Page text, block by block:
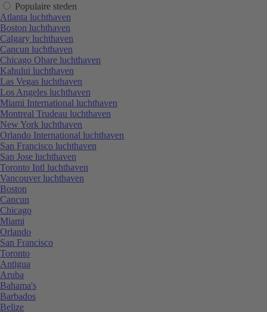
Populaire steden
Atlanta luchthaven
Boston luchthaven
Calgary luchthaven
Cancun luchthaven
Chicago Ohare luchthaven
Kahului luchthaven
Las Vegas luchthaven
Los Angeles luchthaven
Miami International luchthaven
Montreal Trudeau luchthaven
New York luchthaven
Orlando International luchthaven
San Francisco luchthaven
San Jose luchthaven
Toronto Intl luchthaven
Vancouver luchthaven
Boston
Cancun
Chicago
Miami
Orlando
San Francisco
Toronto
Antigua
Aruba
Bahama's
Barbados
Belize